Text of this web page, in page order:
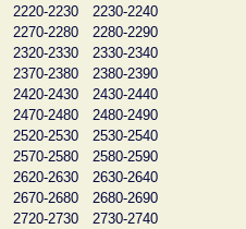
2220-2230
2230-2240
2270-2280
2280-2290
2320-2330
2330-2340
2370-2380
2380-2390
2420-2430
2430-2440
2470-2480
2480-2490
2520-2530
2530-2540
2570-2580
2580-2590
2620-2630
2630-2640
2670-2680
2680-2690
2720-2730
2730-2740